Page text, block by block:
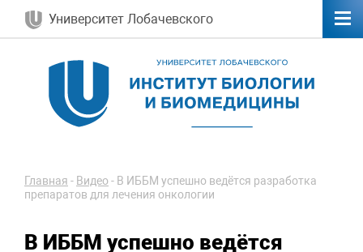
Университет Лобачевского
Главная - Видео - В ИББМ успешно ведётся разработка
препаратов для лечения онкологии
В ИББМ успешно ведётся